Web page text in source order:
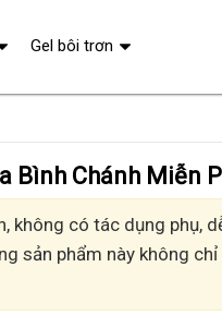
Bình Chánh Miễn
không có tác dụng phụ,
sản phẩm này không
Gel bôi trơn